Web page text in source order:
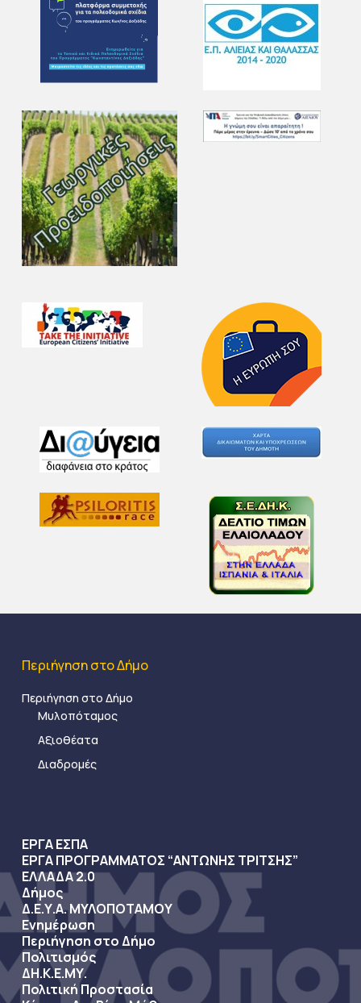
Περιήγηση στο Δήμο
Περιήγηση στο Δήμο
Μυλοπόταμος
Αξιοθέατα
Διαδρομές
ΕΡΓΑ ΕΣΠΑ
ΕΡΓΑ ΠΡΟΓΡΑΜΜΑΤΟΣ “ΑΝΤΩΝΗΣ ΤΡΙΤΣΗΣ”
ΕΛΛΑΔΑ 2.0
Δήμος
Δ.Ε.Υ.Α. ΜΥΛΟΠΟΤΑΜΟΥ
Ενημέρωση
Περιήγηση στο Δήμο
Πολιτισμός
ΔΗ.Κ.Ε.ΜΥ.
Πολιτική Προστασία